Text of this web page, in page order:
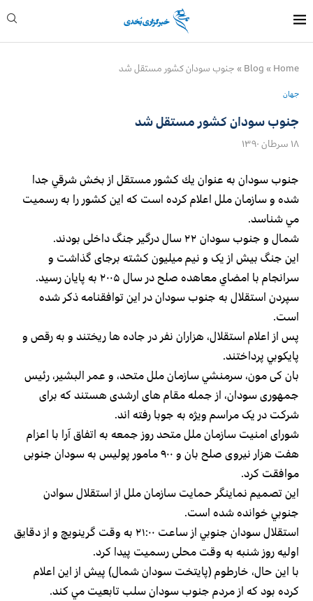
Home
»
Blog
» جنوب سودان كشور مستقل شد
جهان
جنوب سودان كشور مستقل شد
۱۸ سرطان ۱۳۹۰
جنوب سودان به عنوان يك كشور مستقل از بخش شرقي جدا
شده و سازمان ملل اعلام كرده است كه اين كشور را به رسميت
مي شناسد.
شمال و جنوب سودان ۲۲ سال درگیر جنگ داخلی بودند.
این جنگ بیش از یک و نیم میلیون کشته برجای گذاشت و
سرانجام با امضاي معاهده صلح در سال ۲۰۰۵ به پایان رسید.
سپردن استقلال به جنوب سودان در این توافقنامه ذكر شده
است.
پس از اعلام استقلال، هزاران نفر در جاده ها ريختند و به رقص و
پايكوبي پرداختند.
بان کی مون، سرمنشي سازمان ملل متحد، و عمر البشیر، رئیس
جمهوری سودان، از جمله مقام های ارشدی هستند که برای
شرکت در یک مراسم ویژه به جوبا رفته اند.
شورای امنیت سازمان ملل متحد روز جمعه به اتفاق آرا با اعزام
هفت هزار نیروی صلح بان و ۹۰۰ مامور پولیس به سودان جنوبی
موافقت کرد.
اين تصميم نماينگر حمايت سازمان ملل از استقلال سوادن
جنوبي خوانده شده است.
استقلال سودان جنوبي از ساعت ۲۱:۰۰ به وقت گرینویچ و از دقایق
اولیه روز شنبه به وقت محلی رسمیت پیدا کرد.
با اين حال، خارطوم (پايتخت سودان شمال) پيش از اين اعلام
كرده بود كه از مردم جنوب سودان سلب تابعيت مي كند.